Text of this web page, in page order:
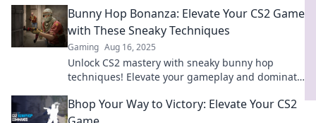
Bunny Hop Bonanza: Elevate Your CS2 Game
with These Sneaky Techniques
Gaming Aug 16, 2025
Unlock CS2 mastery with sneaky bunny hop
techniques! Elevate your gameplay and dominate
Bhop Your Way to Victory: Elevate Your CS2